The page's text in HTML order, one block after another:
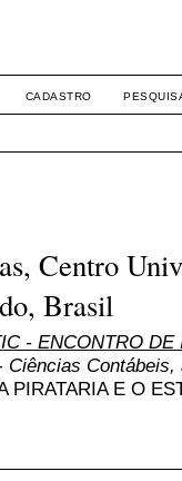
CADASTRO
Centro
Brasil
- ENCONTRO
Contábeis,
PIRATARIA E O